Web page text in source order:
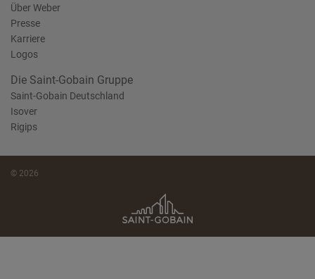
Über Weber
Presse
Karriere
Logos
Die Saint-Gobain Gruppe
Saint-Gobain Deutschland
Isover
Rigips
© 2026